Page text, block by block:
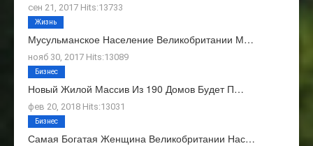
сен 21, 2017 Hits:13733
Мусульманское Население Великобритании М…
нояб 30, 2017 Hits:13089
Жизнь
Новый Жилой Массив Из 190 Домов Будет П…
фев 20, 2018 Hits:13031
Бизнес
Самая Богатая Женщина Великобритании Нас…
Бизнес